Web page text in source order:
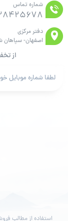
شماره تماس
دفتر مرکزی
اصفهان- سپاهان
از
استفاده از مطالب